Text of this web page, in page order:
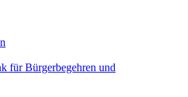
für Bürgerbegehren und